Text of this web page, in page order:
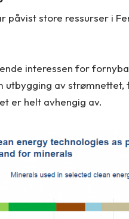
påvist store ressurser i
interessen for
utbygging av
er helt avhengig av.